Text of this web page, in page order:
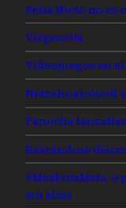
Peña Nieto no es
Virgencita
Videojuegos en
Netzahualcóyotl
Panocha
Rascándose
#MaskotaMata, o
sin alma